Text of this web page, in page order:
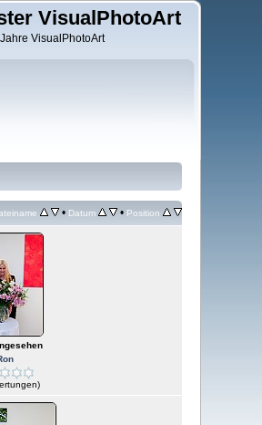
VisualPhotoArt
VisualPhotoArt
• Datum • Position